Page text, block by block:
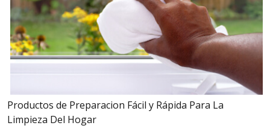
Productos de Preparacion Fácil y Rápida Para La
Limpieza Del Hogar